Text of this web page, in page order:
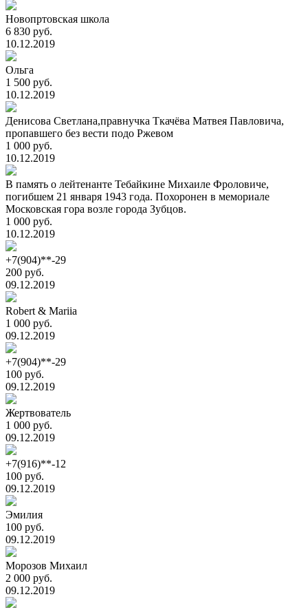
Новопртовская школа
6 830 руб.
10.12.2019
Ольга
1 500 руб.
10.12.2019
Денисова Светлана,правнучка Ткачёва Матвея Павловича,
пропавшего без вести подо Ржевом
1 000 руб.
10.12.2019
В память о лейтенанте Тебайкине Михаиле Фроловиче,
погибшем 21 января 1943 года. Похоронен в мемориале
Московская гора возле города Зубцов.
1 000 руб.
10.12.2019
+7(904)**-29
200 руб.
09.12.2019
Robert & Mariia
1 000 руб.
09.12.2019
+7(904)**-29
100 руб.
09.12.2019
Жертвователь
1 000 руб.
09.12.2019
+7(916)**-12
100 руб.
09.12.2019
Эмилия
100 руб.
09.12.2019
Морозов Михаил
2 000 руб.
09.12.2019